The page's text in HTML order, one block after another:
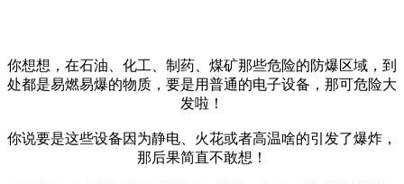
你想想，在石油、化工、制药、煤矿那些危险的防爆区域，到
处都是易燃易爆的物质，要是用普通的电子设备，那可危险大
发啦！
你说要是这些设备因为静电、火花或者高温啥的引发了爆炸，
那后果简直不敢想！